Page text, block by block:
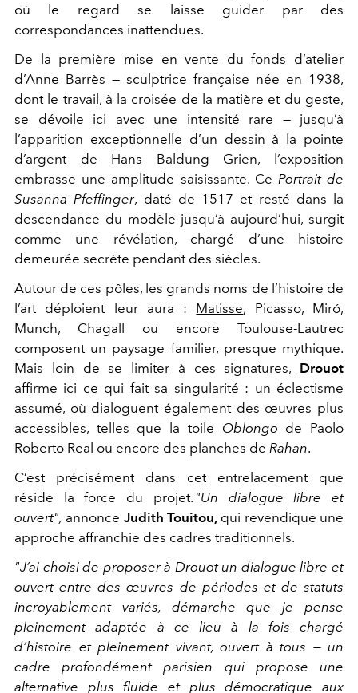
où le regard se laisse guider par des
correspondances inattendues.
De la première mise en vente du fonds d’atelier
d’Anne Barrès — sculptrice française née en 1938,
dont le travail, à la croisée de la matière et du geste,
se dévoile ici avec une intensité rare — jusqu’à
l’apparition exceptionnelle d’un dessin à la pointe
d’argent de Hans Baldung Grien, l’exposition
embrasse une amplitude saisissante. Ce Portrait de
Susanna Pfeffinger, daté de 1517 et resté dans la
descendance du modèle jusqu’à aujourd’hui, surgit
comme une révélation, chargé d’une histoire
demeurée secrète pendant des siècles.
Autour de ces pôles, les grands noms de l’histoire de
l’art déploient leur aura : Matisse, Picasso, Miró,
Munch, Chagall ou encore Toulouse-Lautrec
composent un paysage familier, presque mythique.
Mais loin de se limiter à ces signatures, Drouot
affirme ici ce qui fait sa singularité : un éclectisme
assumé, où dialoguent également des œuvres plus
accessibles, telles que la toile Oblongo de Paolo
Roberto Real ou encore des planches de Rahan.
C’est précisément dans cet entrelacement que
réside la force du projet. "Un dialogue libre et
ouvert", annonce Judith Touitou, qui revendique une
approche affranchie des cadres traditionnels.
"J’ai choisi de proposer à Drouot un dialogue libre et
ouvert entre des œuvres de périodes et de statuts
incroyablement variés, démarche que je pense
pleinement adaptée à ce lieu à la fois chargé
d’histoire et pleinement vivant, ouvert à tous — un
cadre profondément parisien qui propose une
alternative plus fluide et plus démocratique aux